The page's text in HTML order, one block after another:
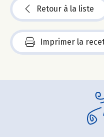
Retour à la liste
Imprimer la